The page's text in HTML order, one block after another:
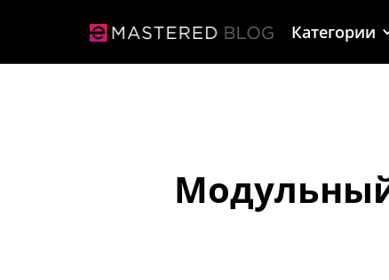
Категории